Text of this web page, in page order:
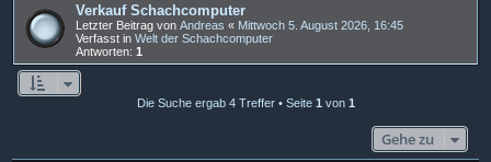
Verkauf Schachcomputer
Letzter Beitrag von Andreas « Mittwoch 5. August 2026, 16:45
Verfasst in Welt der Schachcomputer
Antworten: 1
Die Suche ergab 4 Treffer • Seite 1 von 1
Gehe zu